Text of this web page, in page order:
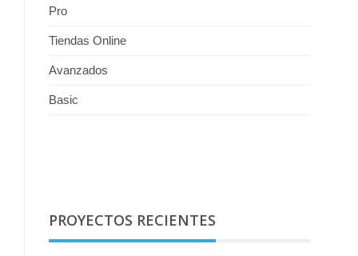
Pro
Tiendas Online
Avanzados
Basic
PROYECTOS RECIENTES